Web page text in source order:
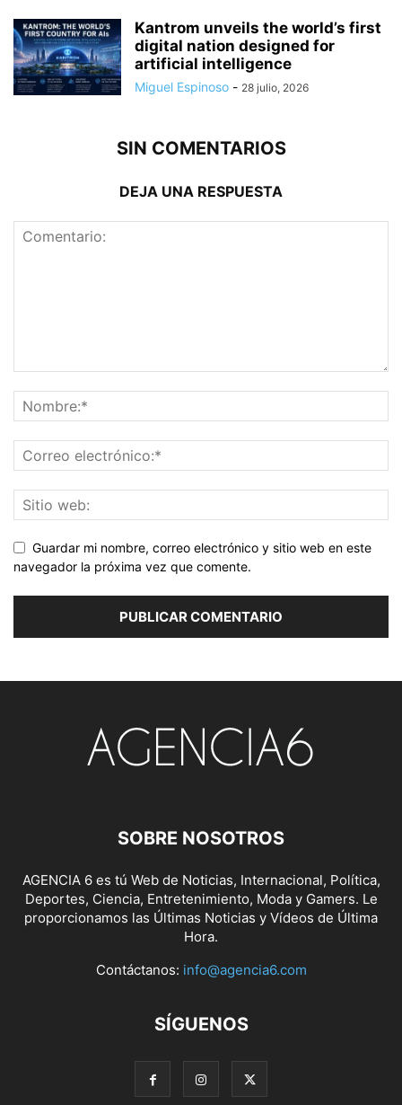
Kantrom unveils the world’s first
digital nation designed for
artificial intelligence
Miguel Espinoso - 28 julio, 2026
SIN COMENTARIOS
DEJA UNA RESPUESTA
Guardar mi nombre, correo electrónico y sitio web en este
navegador la próxima vez que comente.
SOBRE NOSOTROS
AGENCIA 6 es tú Web de Noticias, Internacional, Política,
Deportes, Ciencia, Entretenimiento, Moda y Gamers. Le
proporcionamos las Últimas Noticias y Vídeos de Última
Hora.
Contáctanos: info@agencia6.com
SÍGUENOS